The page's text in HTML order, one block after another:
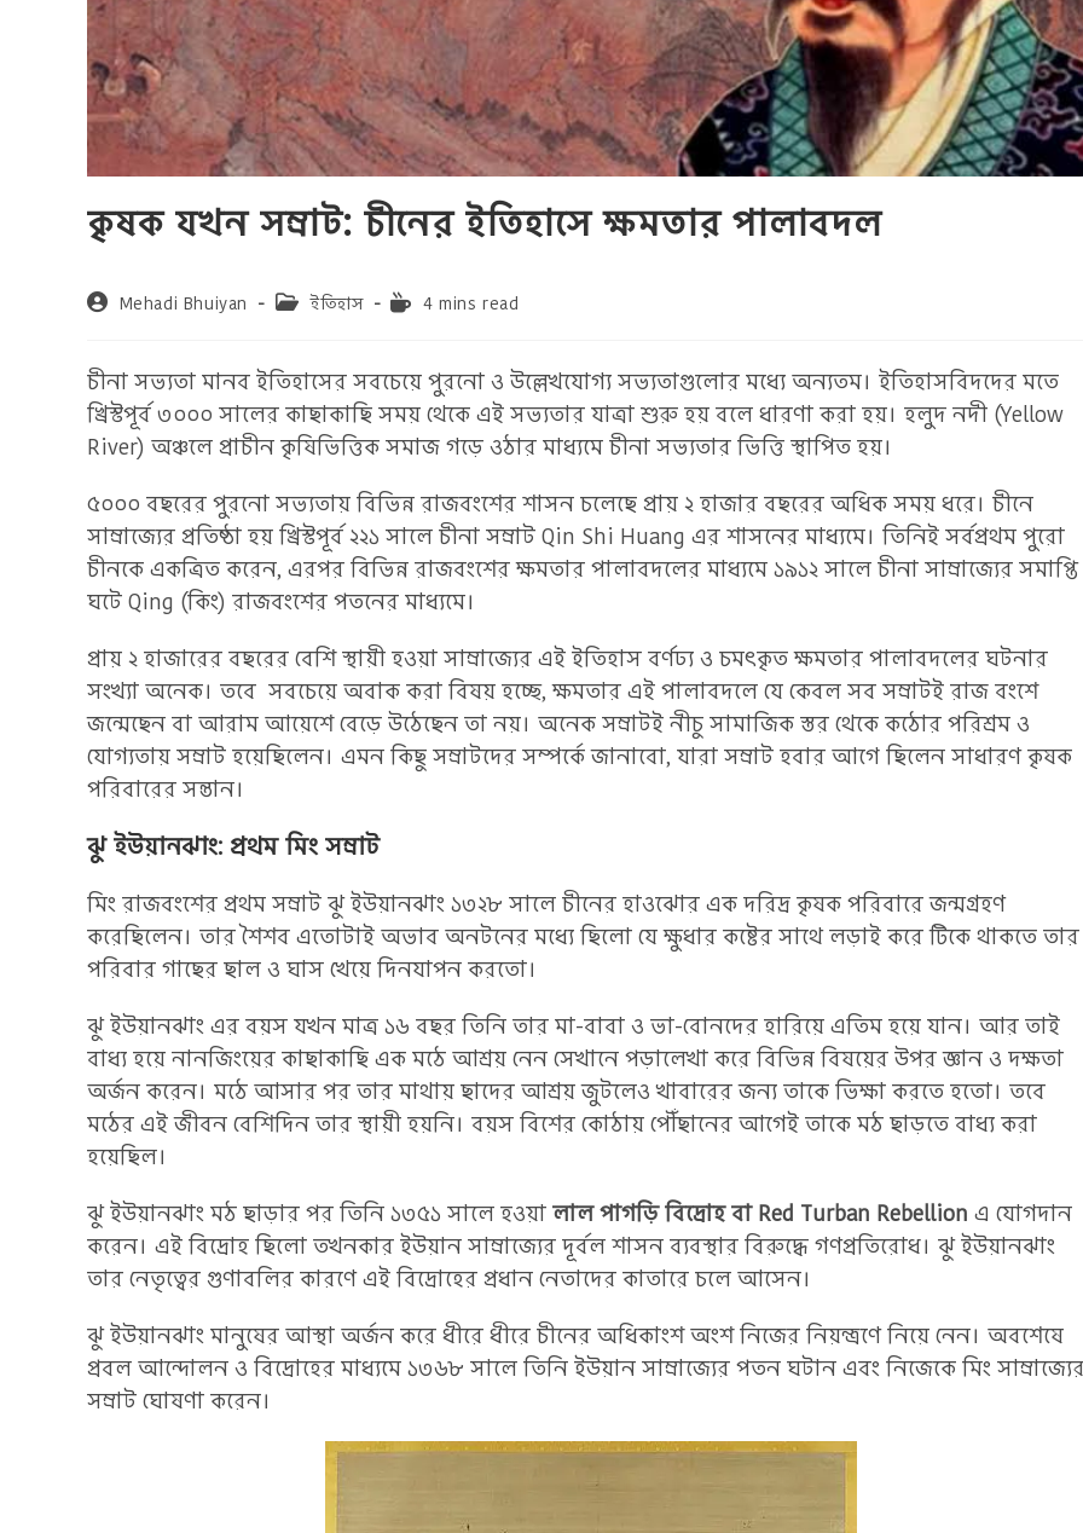
কৃষক যখন সম্রাট: চীনের ইতিহাসে ক্ষমতার পালাবদল
PostMehadi Bhuiyan
Postইতিহাস
Reading4 mins read
চীনা সভ্যতা মানব ইতিহাসের সবচেয়ে পুরনো ও উল্লেখযোগ্য সভ্যতাগুলোর মধ্যে অন্যতম। ইতিহাসবিদদের মতে
খ্রিস্টপূর্ব ৩০০০ সালের কাছাকাছি সময় থেকে এই সভ্যতার যাত্রা শুরু হয় বলে ধারণা করা হয়। হলুদ নদী (Yellow
River) অঞ্চলে প্রাচীন কৃষিভিত্তিক সমাজ গড়ে ওঠার মাধ্যমে চীনা সভ্যতার ভিত্তি স্থাপিত হয়।
৫০০০ বছরের পুরনো সভ্যতায় বিভিন্ন রাজবংশের শাসন চলেছে প্রায় ২ হাজার বছরের অধিক সময় ধরে। চীনে
সাম্রাজ্যের প্রতিষ্ঠা হয় খ্রিস্টপূর্ব ২২১ সালে চীনা সম্রাট Qin Shi Huang এর শাসনের মাধ্যমে। তিনিই সর্বপ্রথম পুরো
চীনকে একত্রিত করেন, এরপর বিভিন্ন রাজবংশের ক্ষমতার পালাবদলের মাধ্যমে ১৯১২ সালে চীনা সাম্রাজ্যের সমাপ্তি
ঘটে Qing (কিং) রাজবংশের পতনের মাধ্যমে।
প্রায় ২ হাজারের বছরের বেশি স্থায়ী হওয়া সাম্রাজ্যের এই ইতিহাস বর্ণঢ্য ও চমৎকৃত ক্ষমতার পালাবদলের ঘটনার
সংখ্যা অনেক। তবে সবচেয়ে অবাক করা বিষয় হচ্ছে, ক্ষমতার এই পালাবদলে যে কেবল সব সম্রাটই রাজ বংশে
জন্মেছেন বা আরাম আয়েশে বেড়ে উঠেছেন তা নয়। অনেক সম্রাটই নীচু সামাজিক স্তর থেকে কঠোর পরিশ্রম ও
যোগ্যতায় সম্রাট হয়েছিলেন। এমন কিছু সম্রাটদের সম্পর্কে জানাবো, যারা সম্রাট হবার আগে ছিলেন সাধারণ কৃষক
পরিবারের সন্তান।
ঝু ইউয়ানঝাং: প্রথম মিং সম্রাট
মিং রাজবংশের প্রথম সম্রাট ঝু ইউয়ানঝাং ১৩২৮ সালে চীনের হাওঝোর এক দরিদ্র কৃষক পরিবারে জন্মগ্রহণ
করেছিলেন। তার শৈশব এতোটাই অভাব অনটনের মধ্যে ছিলো যে ক্ষুধার কষ্টের সাথে লড়াই করে টিকে থাকতে তার
পরিবার গাছের ছাল ও ঘাস খেয়ে দিনযাপন করতো।
ঝু ইউয়ানঝাং এর বয়স যখন মাত্র ১৬ বছর তিনি তার মা-বাবা ও ভা-বোনদের হারিয়ে এতিম হয়ে যান। আর তাই
বাধ্য হয়ে নানজিংয়ের কাছাকাছি এক মঠে আশ্রয় নেন সেখানে পড়ালেখা করে বিভিন্ন বিষয়ের উপর জ্ঞান ও দক্ষতা
অর্জন করেন। মঠে আসার পর তার মাথায় ছাদের আশ্রয় জুটলেও খাবারের জন্য তাকে ভিক্ষা করতে হতো। তবে
মঠের এই জীবন বেশিদিন তার স্থায়ী হয়নি। বয়স বিশের কোঠায় পৌঁছানের আগেই তাকে মঠ ছাড়তে বাধ্য করা
হয়েছিল।
ঝু ইউয়ানঝাং মঠ ছাড়ার পর তিনি ১৩৫১ সালে হওয়া লাল পাগড়ি বিদ্রোহ বা Red Turban Rebellion এ যোগদান
করেন। এই বিদ্রোহ ছিলো তখনকার ইউয়ান সাম্রাজ্যের দূর্বল শাসন ব্যবস্থার বিরুদ্ধে গণপ্রতিরোধ। ঝু ইউয়ানঝাং
তার নেতৃত্বের গুণাবলির কারণে এই বিদ্রোহের প্রধান নেতাদের কাতারে চলে আসেন।
ঝু ইউয়ানঝাং মানুষের আস্থা অর্জন করে ধীরে ধীরে চীনের অধিকাংশ অংশ নিজের নিয়ন্ত্রণে নিয়ে নেন। অবশেষে
প্রবল আন্দোলন ও বিদ্রোহের মাধ্যমে ১৩৬৮ সালে তিনি ইউয়ান সাম্রাজ্যের পতন ঘটান এবং নিজেকে মিং
সম্রাট ঘোষণা করেন।